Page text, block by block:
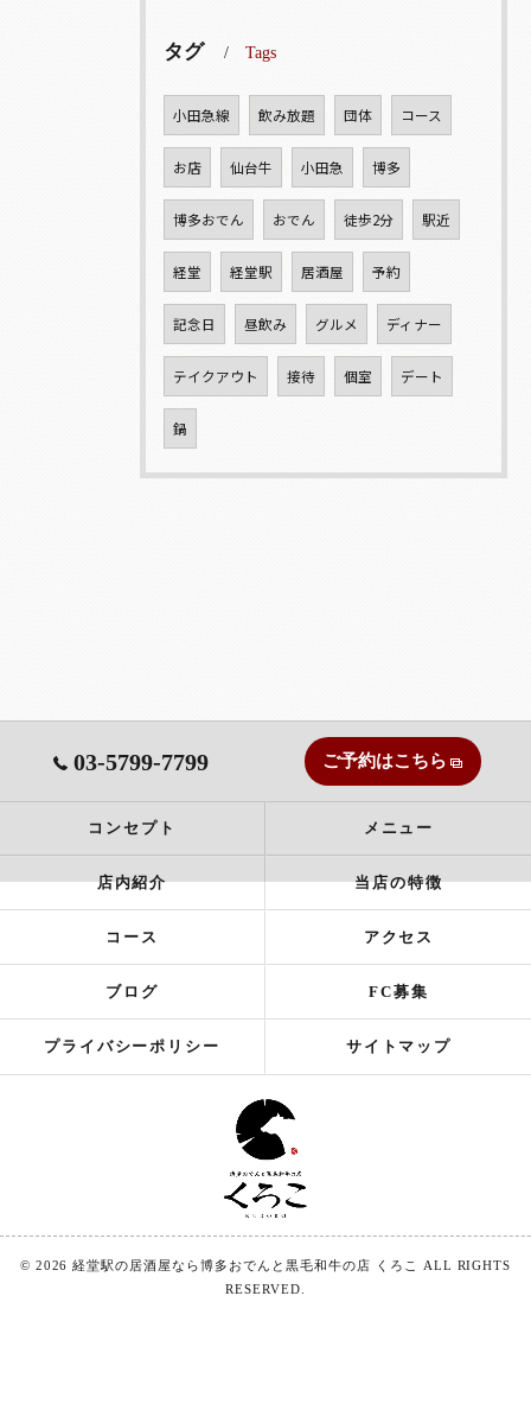
タグ Tags
小田急線 飲み放題 団体 コース
お店 仙台牛 小田急 博多
博多おでん おでん 徒歩2分 駅近
経堂 経堂駅 居酒屋 予約
記念日 昼飲み グルメ ディナー
テイクアウト 接待 個室 デート
鍋
03-5799-7799 ご予約はこちら
コンセプト メニュー
店内紹介 当店の特徴
コース アクセス
ブログ FC募集
プライバシーポリシー サイトマップ
© 2026 経堂駅の居酒屋なら博多おでんと黒毛和牛の店 くろこ ALL RIGHTS
RESERVED.